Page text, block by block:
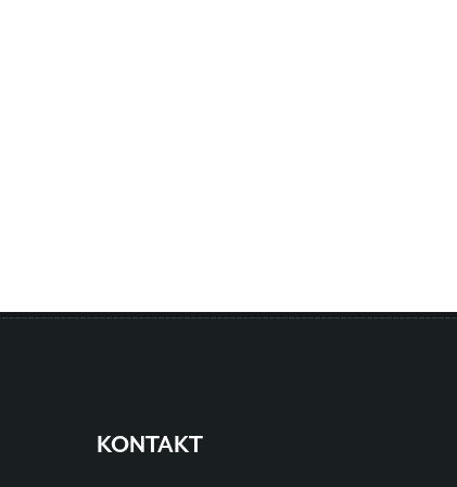
KONTAKT